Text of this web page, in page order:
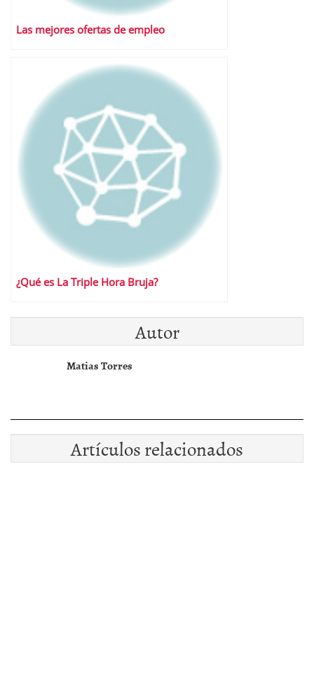
Las mejores ofertas de empleo
¿Qué es La Triple Hora Bruja?
Autor
Matias Torres
Artículos relacionados